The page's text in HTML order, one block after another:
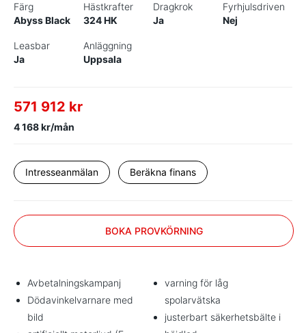
Färg
Abyss Black
Hästkrafter
324 HK
Dragkrok
Ja
Fyrhjulsdriven
Nej
Leasbar
Ja
Anläggning
Uppsala
571 912 kr
4 168 kr/mån
Intresseanmälan Beräkna finans
BOKA PROVKÖRNING
Avbetalningskampanj
Dödavinkelvarnare med
bild
varning för låg
spolarvätska
justerbart säkerhetsbälte i